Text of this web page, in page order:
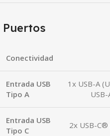
Puertos
Conectividad
Entrada USB
Tipo A
1x USB-A
Entrada USB
Tipo C
2x USB-C®